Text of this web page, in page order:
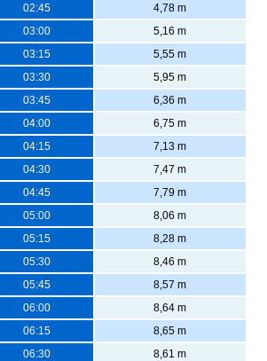
02:45
4,78 m
03:00
5,16 m
03:15
5,55 m
03:30
5,95 m
03:45
6,36 m
04:00
6,75 m
04:15
7,13 m
04:30
7,47 m
04:45
7,79 m
05:00
8,06 m
05:15
8,28 m
05:30
8,46 m
05:45
8,57 m
06:00
8,64 m
06:15
8,65 m
06:30
8,61 m